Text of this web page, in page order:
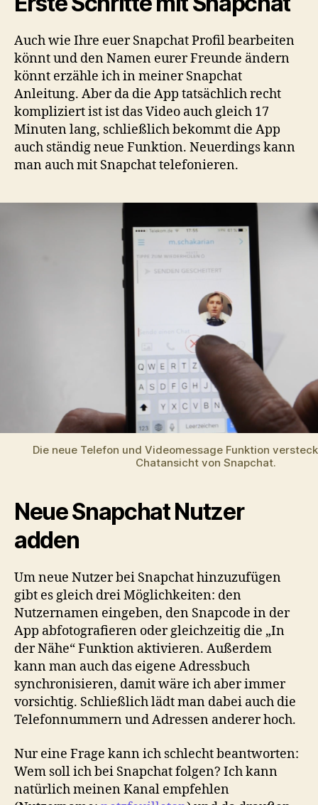
Auch wie Ihre euer Snapchat Profil bearbeiten
könnt und den Namen eurer Freunde ändern
könnt erzähle ich in meiner Snapchat
Anleitung. Aber da die App tatsächlich recht
kompliziert ist ist das Video auch gleich 17
Minuten lang, schließlich bekommt die App
auch ständig neue Funktion. Neuerdings kann
man auch mit Snapchat telefonieren.
Die neue Telefon und Videomessage Funktion
Chatansicht von Snapchat.
Neue Snapchat Nutzer
adden
Um neue Nutzer bei Snapchat hinzuzufügen
gibt es gleich drei Möglichkeiten: den
Nutzernamen eingeben, den Snapcode in der
App abfotografieren oder gleichzeitig die „In
der Nähe“ Funktion aktivieren. Außerdem
kann man auch das eigene Adressbuch
synchronisieren, damit wäre ich aber immer
vorsichtig. Schließlich lädt man dabei auch die
Telefonnummern und Adressen anderer hoch.
Nur eine Frage kann ich schlecht beantworten:
Wem soll ich bei Snapchat folgen? Ich kann
natürlich meinen Kanal empfehlen